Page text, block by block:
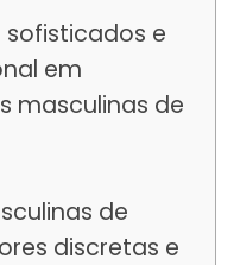
sofisticados e
em
masculinas de
de
discretas e